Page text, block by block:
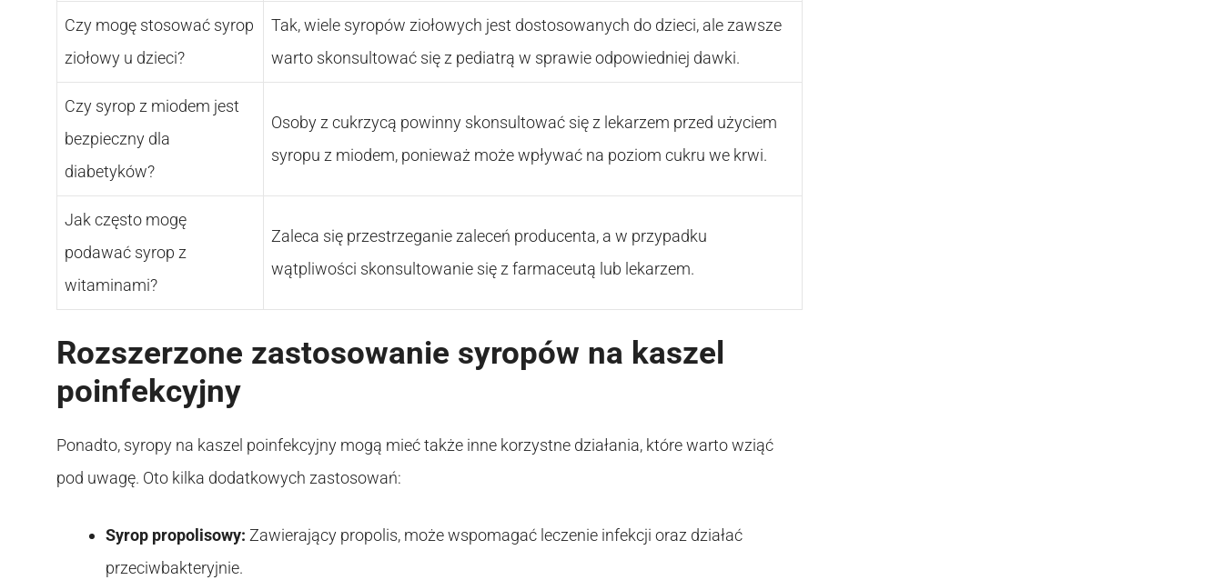
Czy mogę stosować syrop
ziołowy u dzieci?
Tak, wiele syropów ziołowych jest dostosowanych do dzieci, ale zawsze
warto skonsultować się z pediatrą w sprawie odpowiedniej dawki.
Czy syrop z miodem jest
bezpieczny dla
diabetyków?
Osoby z cukrzycą powinny skonsultować się z lekarzem przed użyciem
syropu z miodem, ponieważ może wpływać na poziom cukru we krwi.
Jak często mogę
podawać syrop z
witaminami?
Zaleca się przestrzeganie zaleceń producenta, a w przypadku
wątpliwości skonsultowanie się z farmaceutą lub lekarzem.
Rozszerzone zastosowanie syropów na kaszel
poinfekcyjny
Ponadto, syropy na kaszel poinfekcyjny mogą mieć także inne korzystne działania, które warto wziąć
pod uwagę. Oto kilka dodatkowych zastosowań:
Syrop propolisowy: Zawierający propolis, może wspomagać leczenie infekcji oraz działać
przeciwbakteryjnie.